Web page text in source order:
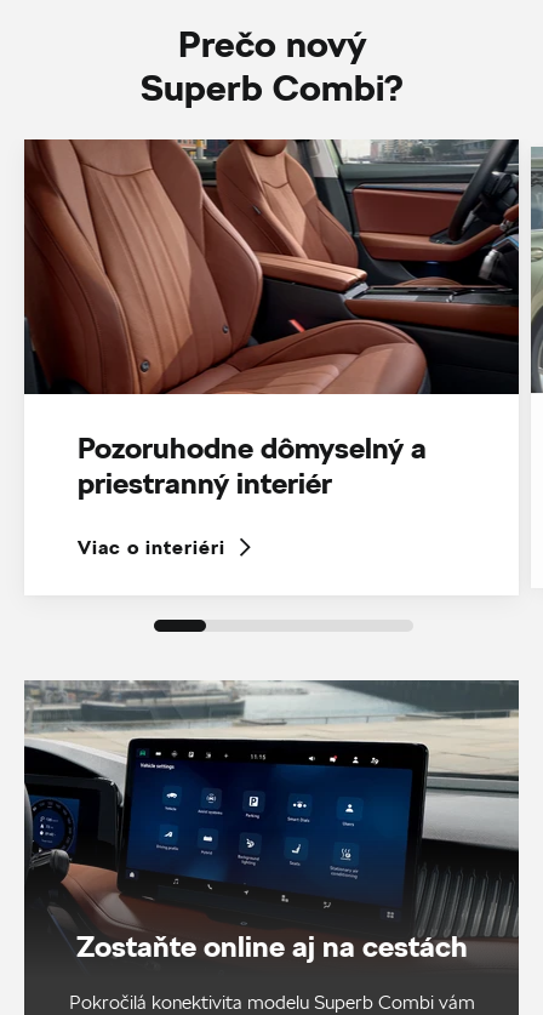
Prečo nový
Superb Combi?
Pozoruhodne dômyselný a
priestranný interiér
Viac o interiéri
Zostaňte online aj na cestách
Pokročilá konektivita modelu Superb Combi vám